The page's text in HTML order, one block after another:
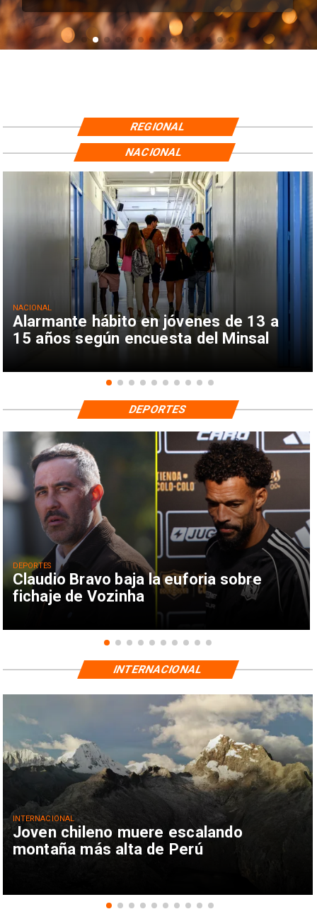
REGIONAL
Alarmante hábito en jóvenes de 13 a
15 años según encuesta del Minsal
NACIONAL
NACIONAL
Claudio Bravo baja la euforia sobre
fichaje de Vozinha
DEPORTES
DEPORTES
Joven chileno muere escalando
montaña más alta de Perú
INTERNACIONAL
INTERNACIONAL